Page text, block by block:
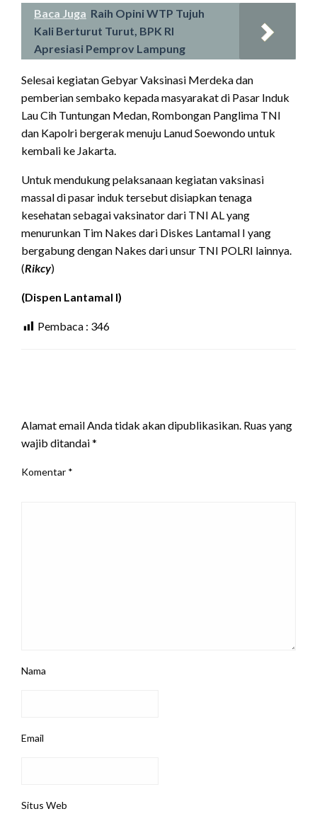
Baca Juga Raih Opini WTP Tujuh
Kali Berturut Turut, BPK RI
Apresiasi Pemprov Lampung
Selesai kegiatan Gebyar Vaksinasi Merdeka dan
pemberian sembako kepada masyarakat di Pasar Induk
Lau Cih Tuntungan Medan, Rombongan Panglima TNI
dan Kapolri bergerak menuju Lanud Soewondo untuk
kembali ke Jakarta.
Untuk mendukung pelaksanaan kegiatan vaksinasi
massal di pasar induk tersebut disiapkan tenaga
kesehatan sebagai vaksinator dari TNI AL yang
menurunkan Tim Nakes dari Diskes Lantamal I yang
bergabung dengan Nakes dari unsur TNI POLRI lainnya.
(Rikcy)
(Dispen Lantamal I)
Pembaca : 346
Alamat email Anda tidak akan dipublikasikan. Ruas yang
wajib ditandai*
Komentar *
Nama
Email
Situs Web